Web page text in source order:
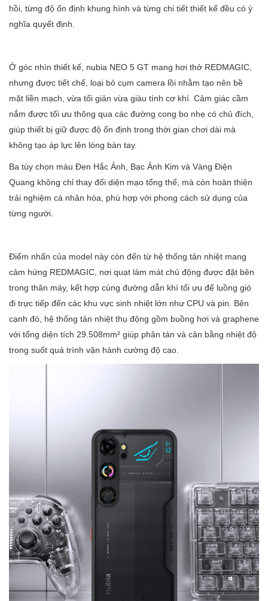
hồi, từng độ ổn định khung hình và từng chi tiết thiết kế đều có ý
nghĩa quyết định.
Ở góc nhìn thiết kế, nubia NEO 5 GT mang hơi thở REDMAGIC,
nhưng được tiết chế, loại bỏ cụm camera lồi nhằm tạo nên bề
mặt liền mạch, vừa tối giản vừa giàu tính cơ khí. Cảm giác cầm
nắm được tối ưu thông qua các đường cong bo nhẹ có chủ đích,
giúp thiết bị giữ được độ ổn định trong thời gian chơi dài mà
không tạo áp lực lên lòng bàn tay.
Ba tùy chọn màu Đen Hắc Ảnh, Bạc Ánh Kim và Vàng Điện
Quang không chỉ thay đổi diện mạo tổng thể, mà còn hoàn thiện
trải nghiệm cá nhân hóa, phù hợp với phong cách sử dụng của
từng người.
Điểm nhấn của model này còn đến từ hệ thống tản nhiệt mang
cảm hứng REDMAGIC, nơi quạt làm mát chủ động được đặt bên
trong thân máy, kết hợp cùng đường dẫn khí tối ưu để luồng gió
đi trực tiếp đến các khu vực sinh nhiệt lớn như CPU và pin. Bên
cạnh đó, hệ thống tản nhiệt thụ động gồm buồng hơi và graphene
với tổng diện tích 29.508mm² giúp phân tán và cân bằng nhiệt độ
trong suốt quá trình vận hành cường độ cao.